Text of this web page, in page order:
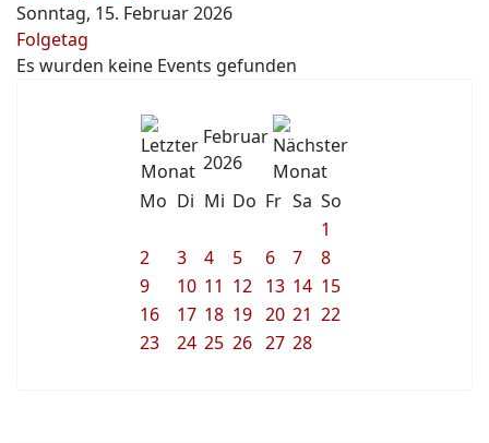
Sonntag, 15. Februar 2026
Folgetag
Es wurden keine Events gefunden
Februar
2026
Mo Di Mi Do Fr Sa So
1
2
3 4 5 6 7
8
9
10 11 12 13 14 15
16
17 18 19 20 21 22
23
24 25 26 27 28